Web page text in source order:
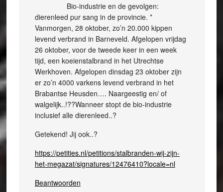
Bio-industrie en de gevolgen:
dierenleed pur sang in de provincie. *
Vanmorgen, 28 oktober, zo’n 20.000 kippen
levend verbrand in Barneveld. Afgelopen vrijdag
26 oktober, voor de tweede keer in een week
tijd, een koeienstalbrand in het Utrechtse
Werkhoven. Afgelopen dinsdag 23 oktober zijn
er zo’n 4000 varkens levend verbrand in het
Brabantse Heusden…. Naargeestig en/ of
walgelijk..!??Wanneer stopt de bio-industrie
inclusief alle dierenleed..?
Getekend! Jij ook..?
https://petities.nl/petitions/stalbranden-wij-zijn-
het-megazat/signatures/12476410?locale=nl
Beantwoorden